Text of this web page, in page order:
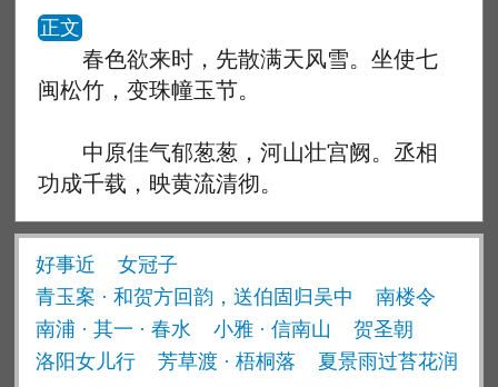
正文
春色欲来时，先散满天风雪。坐使七
闽松竹，变珠幢玉节。
中原佳气郁葱葱，河山壮宫阙。丞相
功成千载，映黄流清彻。
好事近
女冠子
青玉案 · 和贺方回韵，送伯固归吴中
南楼令
南浦 · 其一 · 春水
小雅 · 信南山
贺圣朝
洛阳女儿行
芳草渡 · 梧桐落 夏景雨过苔花润